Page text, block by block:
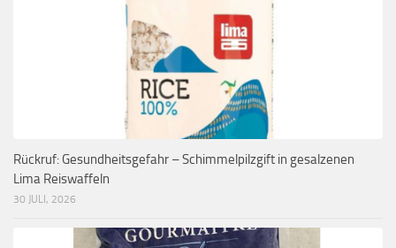
Rückruf: Gesundheitsgefahr – Schimmelpilzgift in gesalzenen
Lima Reiswaffeln
30 JULI, 2026